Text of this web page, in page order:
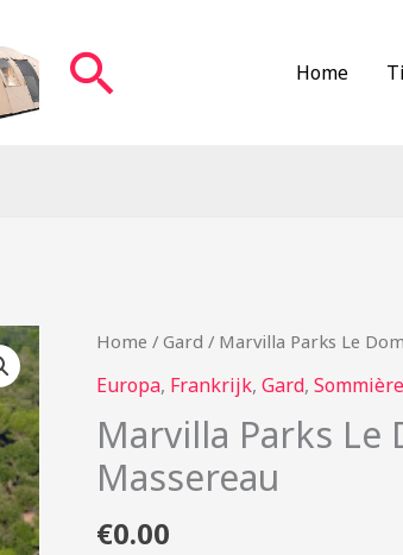
Zoeken Home
Home / Gard / Marvilla Parks Le
Europa, Frankrijk, Gard,
Marvilla Parks Le
Massereau
€0.00